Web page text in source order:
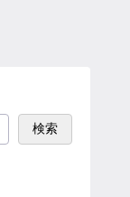
検索